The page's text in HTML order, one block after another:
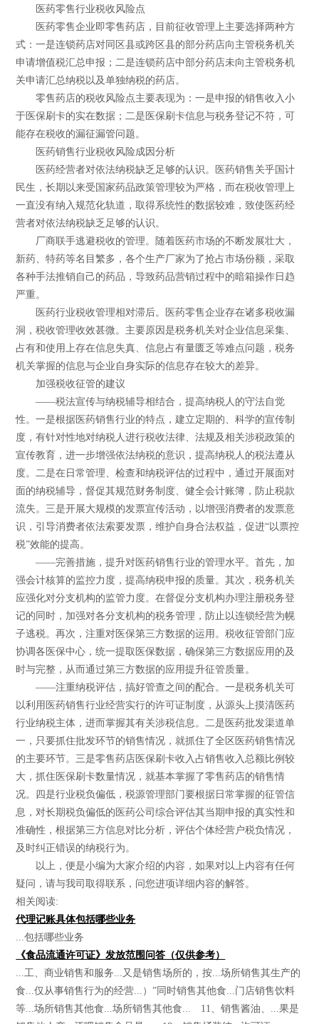
医药零售行业税收风险点
医药零售企业即零售药店，目前征收管理上主要选择两种方
式：一是连锁药店对同区县或跨区县的部分药店向主管税务机关
申请增值税汇总申报；二是连锁药店中部分药店未向主管税务机
关申请汇总纳税以及单独纳税的药店。
零售药店的税收风险点主要表现为：一是申报的销售收入小
于医保刷卡的实在数据；二是医保刷卡信息与税务登记不符，可
能存在税收的漏征漏管问题。
医药销售行业税收风险成因分析
医药经营者对依法纳税缺乏足够的认识。医药销售关乎国计
民生，长期以来受国家药品政策管理较为严格，而在税收管理上
一直没有纳入规范化轨道，取得系统性的数据较难，致使医药经
营者对依法纳税缺乏足够的认识。
厂商联手逃避税收的管理。随着医药市场的不断发展壮大，
新药、特药等名目繁多，各个生产厂家为了抢占市场份额，采取
各种手法推销自己的药品，导致药品营销过程中的暗箱操作日趋
严重。
医药行业税收管理相对滞后。医药零售企业存在诸多税收漏
洞，税收管理收效甚微。主要原因是税务机关对企业信息采集、
占有和使用上存在信息失真、信息占有量匮乏等难点问题，税务
机关掌握的信息与企业自身实际的信息存在较大的差异。
加强税收征管的建议
——税法宣传与纳税辅导相结合，提高纳税人的守法自觉
性。一是根据医药销售行业的特点，建立定期的、科学的宣传制
度，有针对性地对纳税人进行税收法律、法规及相关涉税政策的
宣传教育，进一步增强依法纳税的意识，提高纳税人的税法遵从
度。二是在日常管理、检查和纳税评估的过程中，通过开展面对
面的纳税辅导，督促其规范财务制度、健全会计账簿，防止税款
流失。三是开展大规模的发票宣传活动，以增强消费者的发票意
识，引导消费者依法索要发票，维护自身合法权益，促进“以票控
税”效能的提高。
——完善措施，提升对医药销售行业的管理水平。首先，加
强会计核算的监控力度，提高纳税申报的质量。其次，税务机关
应强化对分支机构的监管力度。在督促分支机构办理注册税务登
记的同时，加强对各分支机构的税务管理，防止以连锁经营为幌
子逃税。再次，注重对医保第三方数据的运用。税收征管部门应
协调各医保中心，统一提取医保数据，确保第三方数据应用的及
时与完整，从而通过第三方数据的应用提升征管质量。
——注重纳税评估，搞好管查之间的配合。一是税务机关可
以利用医药销售行业经营实行的许可证制度，从源头上摸清医药
行业纳税主体，进而掌握其有关涉税信息。二是医药批发渠道单
一，只要抓住批发环节的销售情况，就抓住了全区医药销售情况
的主要环节。三是零售药店医保刷卡收入占销售收入总额比例较
大，抓住医保刷卡数量情况，就基本掌握了零售药店的销售情
况。四是行业税负偏低，税源管理部门要根据日常掌握的征管信
息，对长期税负偏低的医药公司综合评估其当期申报的真实性和
准确性，根据第三方信息对比分析，评估个体经营户税负情况，
及时纠正错误的纳税行为。
以上，便是小编为大家介绍的内容，如果对以上内容有任何
疑问，请与我司取得联系，问您进项详细内容的解答。
相关阅读:
代理记账具体包括哪些业务
...包括哪些业务
《食品流通许可证》发放范围问答（仅供参考）
...工、商业销售和服务...又是销售场所的，按...场所销售其生产的
食...仅从事销售行为的经营...）”同时销售其他食...门店销售饮料
等...场所销售其他食...场所销售其他食... 11、销售酱油、...果是